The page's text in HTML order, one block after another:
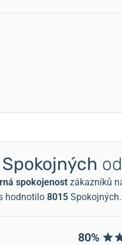
Spokojných
spokojenost zákazníků
hodnotilo 8015 Spokojných.
80%